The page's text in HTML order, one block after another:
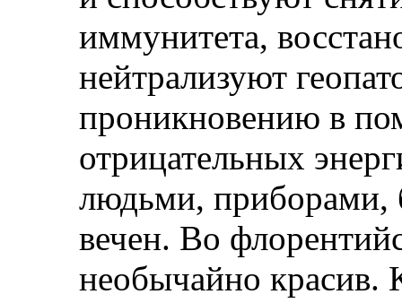
иммунитета,
нейтрализуют
проникновению в
отрицательных
людьми, приборами,
вечен. Во
необычайно красив.